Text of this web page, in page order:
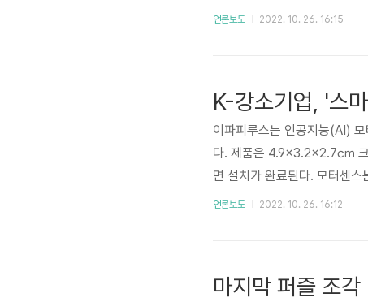
유치한 전자문서 전문기업이
언론보도 2022. 10. 26. 16:15
K-강소기업, '스
이파피루스는 인공지능(AI)
다. 제품은 4.9×3.2×2.7㎝ 크
면 설치가 완료된다. 모터센
비스 제공 △공장 돌발정지 예
언론보도 2022. 10. 26. 16:12